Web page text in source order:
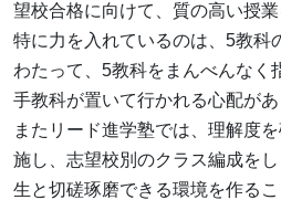
望校合格に向けて、質の高い授業
特に力を入れているのは、5教科
わたって、5教科をまんべんなく
手教科が置いて行かれる心配があ
またリード進学塾では、理解度
施し、志望校別のクラス編成を
生と切磋琢磨できる環境を作る